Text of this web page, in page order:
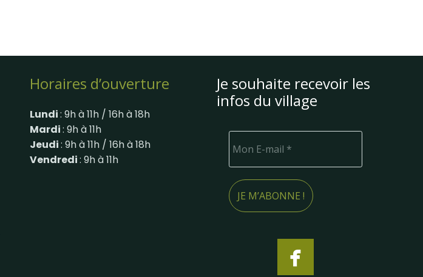
Horaires d’ouverture
Lundi: 9h à 11h / 16h à 18h
Mardi: 9h à 11h
Jeudi: 9h à 11h / 16h à 18h
Vendredi: 9h à 11h
Je souhaite recevoir les
infos du village